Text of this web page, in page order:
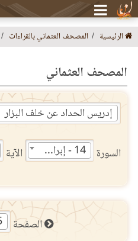
الرئيسية المصحف العثماني بالقراءات
المصحف العثماني
إدريس الحداد عن خلف البزار
السورة 14 - إبراهيم الآية
الصفحة